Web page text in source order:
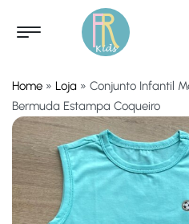
Home » Loja » Conjunto Infantil
Bermuda Estampa Coqueiro